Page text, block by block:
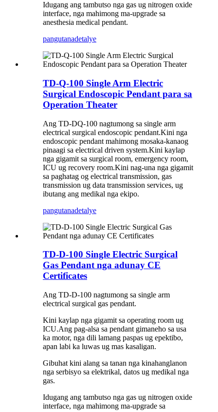
Idugang ang tambutso nga gas ug nitrogen oxide
interface, nga mahimong ma-upgrade sa
anesthesia medical pendant.
pangutanadetalye
TD-Q-100 Single Arm Electric
Surgical Endoscopic Pendant para sa
Operation Theater
Ang TD-DQ-100 nagtumong sa single arm
electrical surgical endoscopic pendant.Kini nga
endoscopic pendant mahimong mosaka-kanaog
pinaagi sa electrical driven system.Kini kaylap
nga gigamit sa surgical room, emergency room,
ICU ug recovery room.Kini nag-una nga gigamit
sa paghatag og electrical transmission, gas
transmission ug data transmission services, ug
ibutang ang medikal nga ekipo.
pangutanadetalye
TD-D-100 Single Electric Surgical
Gas Pendant nga adunay CE
Certificates
Ang TD-D-100 nagtumong sa single arm
electrical surgical gas pendant.
Kini kaylap nga gigamit sa operating room ug
ICU.Ang pag-alsa sa pendant gimaneho sa usa
ka motor, nga dili lamang paspas ug epektibo,
apan labi ka luwas ug mas kasaligan.
Gibuhat kini alang sa tanan nga kinahanglanon
nga serbisyo sa elektrikal, datos ug medikal nga
gas.
Idugang ang tambutso nga gas ug nitrogen oxide
interface, nga mahimong ma-upgrade sa